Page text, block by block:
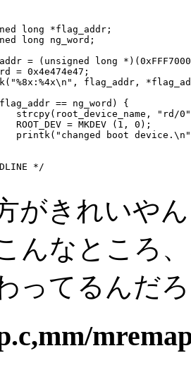
*/
がきれいや
んなところ
ってるんだ